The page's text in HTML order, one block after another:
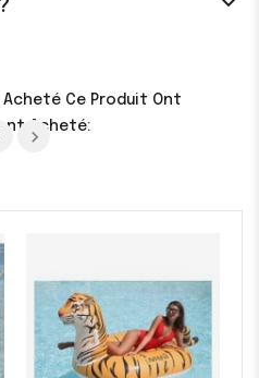
Acheté Ce Produit Ont
Acheté: